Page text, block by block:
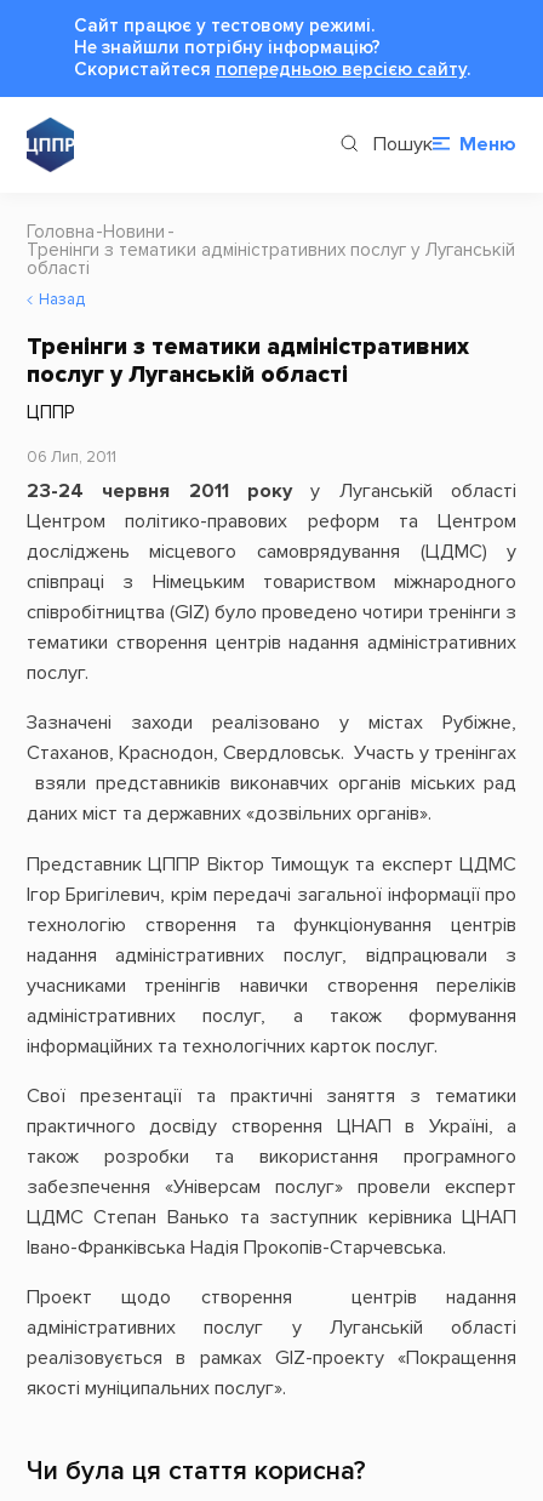
Сайт працює у тестовому режимі.
Не знайшли потрібну інформацію?
Cкористайтеся попередньою версією сайту.
Пошук Меню
Головна Новини
Тренінги з тематики адміністративних послуг у Луганській
області
Назад
Тренінги з тематики адміністративних
послуг у Луганській області
ЦППР
06 Лип, 2011
23-24 червня 2011 рокуу Луганській області
Центром політико-правових реформ та Центром
досліджень місцевого самоврядування (ЦДМС) у
співпраці з Німецьким товариством міжнародного
співробітництва (GІZ) було проведено чотири тренінги з
тематики створення центрів надання адміністративних
послуг.
Зазначені заходи реалізовано у містах Рубіжне,
Стаханов, Краснодон, Свердловськ. Участь у тренінгах
взяли представників виконавчих органів міських рад
даних міст та державних «дозвільних органів».
Представник ЦППР Віктор Тимощук та експерт ЦДМС
Ігор Бригілевич, крім передачі загальної інформації про
технологію створення та функціонування центрів
надання адміністративних послуг, відпрацювали з
учасниками тренінгів навички створення переліків
адміністративних послуг, а також формування
інформаційних та технологічних карток послуг.
Свої презентації та практичні заняття з тематики
практичного досвіду створення ЦНАП в Україні, а
також розробки та використання програмного
забезпечення «Універсам послуг» провели експерт
ЦДМС Степан Ванько та заступник керівника ЦНАП
Івано-Франківська Надія Прокопів-Старчевська.
Проект щодо створення центрів надання
адміністративних послуг у Луганській області
реалізовується в рамках GIZ-проекту «Покращення
якості муніципальних послуг».
Чи була ця стаття корисна?